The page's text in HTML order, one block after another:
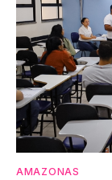
AMAZONAS